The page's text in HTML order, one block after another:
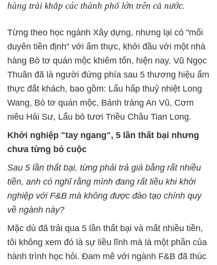
hàng trải khắp các thành phố lớn trên cả nước.
Từng theo học ngành Xây dựng, nhưng lại có "mối
duyên tiền định" với ẩm thực, khởi đầu với một nhà
hàng Bò tơ quán mộc khiêm tốn, hiện nay, Vũ Ngọc
Thuân đã là người đứng phía sau 5 thương hiệu ẩm
thực đắt khách, bao gồm: Lẩu hấp thuỷ nhiệt Long
Wang, Bò tơ quán mộc, Bánh tráng An Vũ, Cơm
niêu Hải Sư, Lẩu bò tươi Triều Châu Tian Long.
Khởi nghiệp "tay ngang", 5 lần thất bại nhưng
chưa từng bỏ cuộc
Sau 5 lần thất bại, từng phải trả giá bằng rất nhiều
tiền, anh có nghĩ rằng mình đang rất liều khi khởi
nghiệp với F&B mà không được đào tạo chính quy
về ngành này?
Mặc dù đã trải qua 5 lần thất bại và mất nhiều tiền,
tôi không xem đó là sự liều lĩnh mà là một phần của
hành trình học hỏi. Đam mê với ngành F&B đã thúc